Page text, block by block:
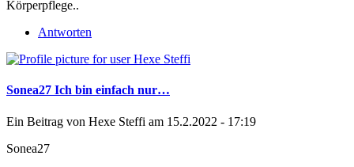
Körperpflege..
Antworten
Sonea27 Ich bin einfach nur…
Ein Beitrag von Hexe Steffi am 15.2.2022 - 17:19
Sonea27